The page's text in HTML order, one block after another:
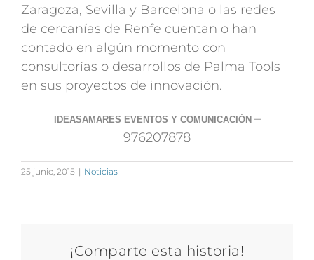
Zaragoza, Sevilla y Barcelona o las redes
de cercanías de Renfe cuentan o han
contado en algún momento con
consultorías o desarrollos de Palma Tools
en sus proyectos de innovación.
IDEASAMARES EVENTOS Y COMUNICACIÓN –
976207878
25 junio, 2015 | Noticias
¡Comparte esta historia!